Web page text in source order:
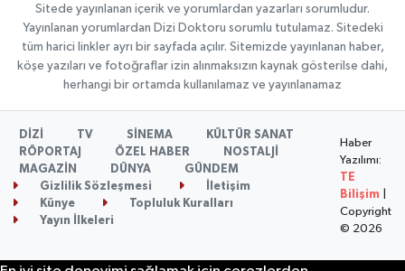
Sitede yayınlanan içerik ve yorumlardan yazarları sorumludur.
Yayınlanan yorumlardan Dizi Doktoru sorumlu tutulamaz. Sitedeki
tüm harici linkler ayrı bir sayfada açılır. Sitemizde yayınlanan haber,
köşe yazıları ve fotoğraflar izin alınmaksızın kaynak gösterilse dahi,
herhangi bir ortamda kullanılamaz ve yayınlanamaz
DİZİ TV SİNEMA
KÜLTÜR SANAT
RÖPORTAJ
ÖZEL HABER
NOSTALJİ
MAGAZİN
DÜNYA
GÜNDEM
Gizlilik Sözleşmesi
İletişim
Künye
Topluluk Kuralları
Yayın İlkeleri
Haber
Yazılımı:
TE
Bilişim
Copyright
© 2026